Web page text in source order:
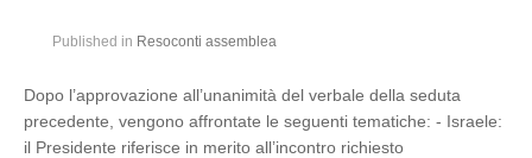
Published in Resoconti assemblea
Dopo l’approvazione all’unanimità del verbale della seduta
precedente, vengono affrontate le seguenti tematiche: - Israele:
il Presidente riferisce in merito all’incontro richiesto